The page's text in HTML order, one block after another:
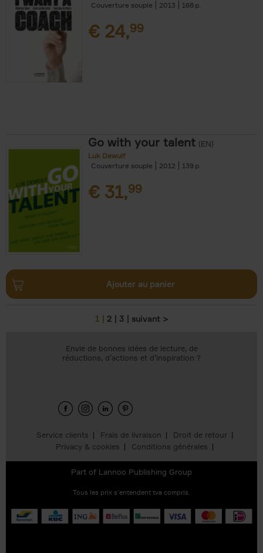
Couverture souple
2013 168
€ 24,99
Go with your talent (EN)
Luk Dewulf
Couverture souple
2012 139
€ 31,99
Ajouter au panier
1 2 3 suivant >
Service clients Frais de livraison
Droit de retour
Privacy & cookies
Conditions générales
Envie de bonnes idées de lecture, de
réductions, d’actions et d’inspiration ?
Part of Lannoo Publishing Group
Tous les prix s’entendent tva compris.